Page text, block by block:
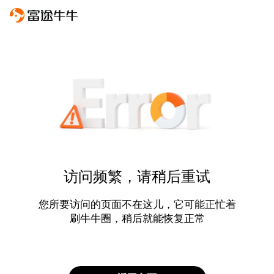
访问频繁，请稍后重试
您所要访问的页面不在这儿，它可能正忙着
刷牛牛圈，稍后就能恢复正常